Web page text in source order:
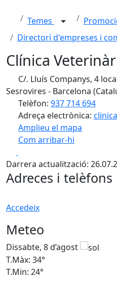
Temes
Directori d'empreses i
Clínica
C/. Lluís Companys, 4
Sesrovires - Barcelona
Telèfon: 937 714 694
Adreça electrònica:
Amplieu el mapa
Com arribar-hi
+
−
Darrera actualització:
Adreces i telèfons
Accedeix
Meteo
Dissabte, 8 d’agost
T.Màx: 34°
T.Min: 24°